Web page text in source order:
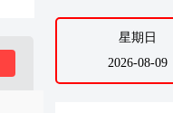
星期日
2026-08-09